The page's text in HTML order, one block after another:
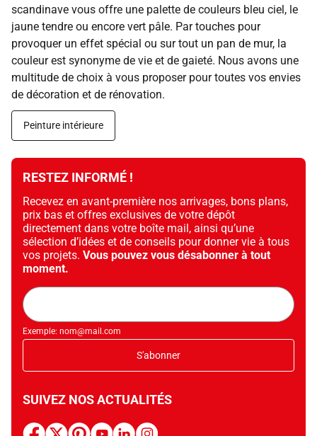
scandinave vous offre une palette de couleurs bleu ciel, le
jaune tendre ou encore vert pâle. Par touches pour
provoquer un effet spécial ou sur tout un pan de mur, la
couleur est synonyme de vie et de gaieté. Nous avons une
multitude de choix à vous proposer pour toutes vos envies
de décoration et de rénovation.
Peinture intérieure
RESTEZ INFORMÉ !
Recevez en avant-première nos arrivages, bons plans,
prix bas et offres exclusives de votre dépôt
directement dans votre boîte mail, ainsi qu’une
sélection d’idées et de conseils pour donner vie à tous
vos projets. Vous pouvez vous désabonner à tout
moment.
Adresse
mail
Exemple: nom@mail.com
S'abonner
SUIVEZ NOS ACTUALITÉS
facebook
x pinterestyoutubelinkedininstagram